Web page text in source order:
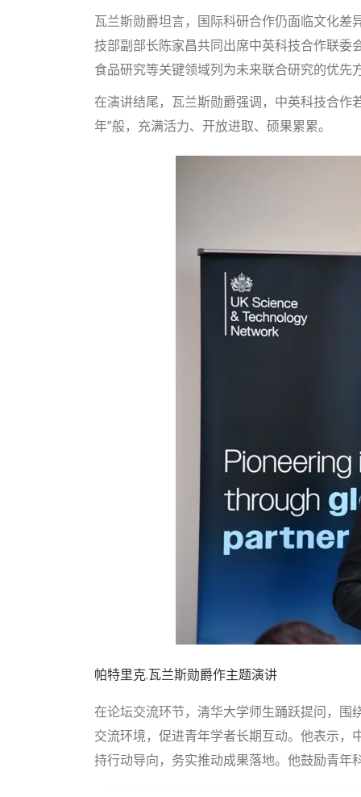
瓦兰斯勋爵坦言，国际科研合作仍面临文化
技部副部长陈家昌共同出席中英科技合作联
食品研究等关键领域列为未来联合研究的优先
在演讲结尾，瓦兰斯勋爵强调，中英科技合作
年”般，充满活力、开放进取、硕果累累。
帕特里克.瓦兰斯勋爵作主题演讲
在论坛交流环节，清华大学师生踊跃提问，
交流环境，促进青年学者长期互动。他表示，
持行动导向，务实推动成果落地。他鼓励青